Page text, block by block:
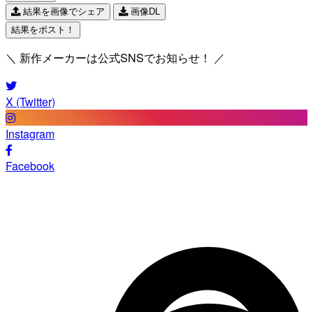
結果を画像でシェア
画像DL
結果をポスト！
＼ 新作メーカーは公式SNSでお知らせ！ ／
X (Twitter)
Instagram
Facebook